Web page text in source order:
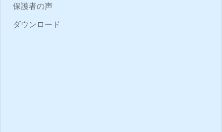
保護者の声
ダウンロード